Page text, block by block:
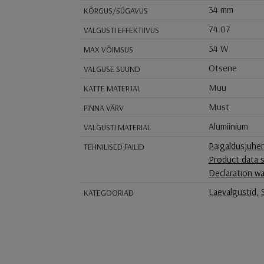
KÕRGUS/SÜGAVUS 34 mm
VALGUSTI EFFEKTIIVUS 74.07
MAX VÕIMSUS 54 W
VALGUSE SUUND Otsene
KATTE MATERJAL Muu
PINNA VÄRV Must
VALGUSTI MATERIAL Alumiinium
TEHNILISED FAILID
Product data
Declaration
KATEGOORIAD Laevalgustid,